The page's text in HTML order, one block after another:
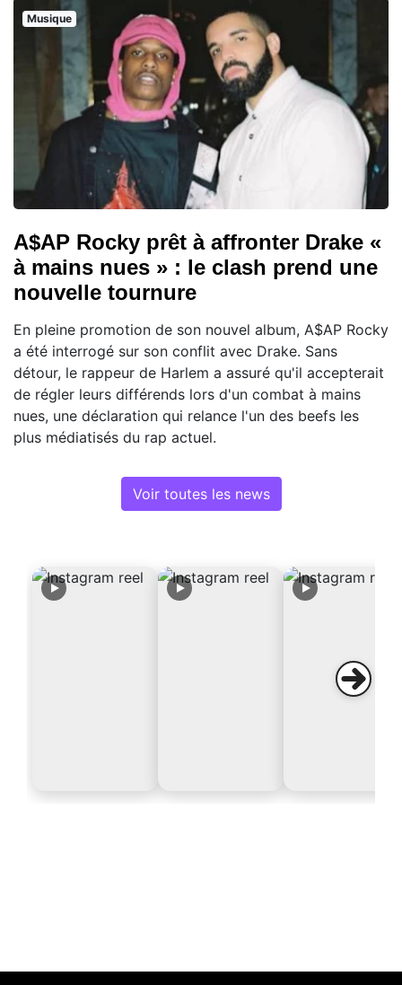
Musique
A$AP Rocky prêt à affronter Drake «
à mains nues » : le clash prend une
nouvelle tournure
En pleine promotion de son nouvel album, A$AP Rocky
a été interrogé sur son conflit avec Drake. Sans
détour, le rappeur de Harlem a assuré qu'il accepterait
de régler leurs différends lors d'un combat à mains
nues, une déclaration qui relance l'un des beefs les
plus médiatisés du rap actuel.
Voir toutes les news